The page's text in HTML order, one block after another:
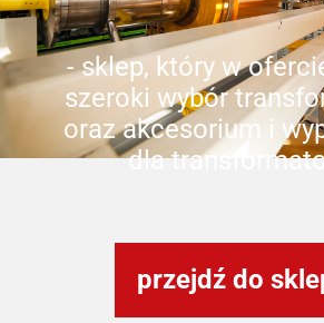
- sklep, który w
szeroki wybór
oraz akcesorium i
dla
przejdź do